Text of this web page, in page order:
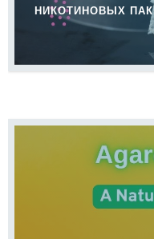
НИКОТИНОВЫХ